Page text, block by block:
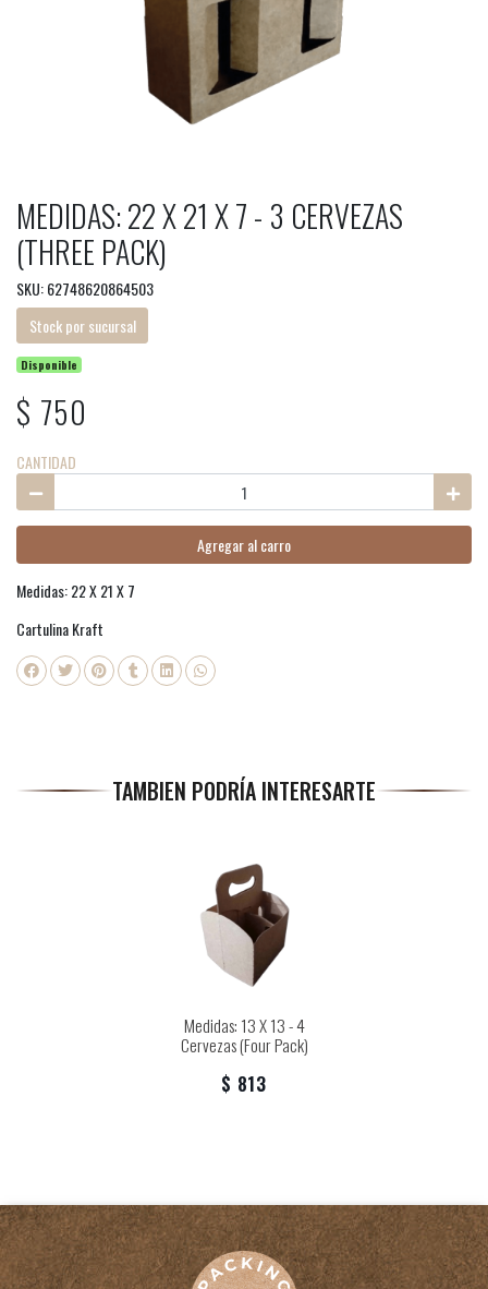
MEDIDAS: 22 X 21 X 7 - 3 CERVEZAS
(THREE PACK)
SKU: 62748620864503
Stock por sucursal
Disponible
$ 750
CANTIDAD
Agregar al carro
Medidas: 22 X 21 X 7
Cartulina Kraft
TAMBIEN PODRÍA INTERESARTE
Medidas: 13 X 13 - 4
Cervezas (Four Pack)
$ 813